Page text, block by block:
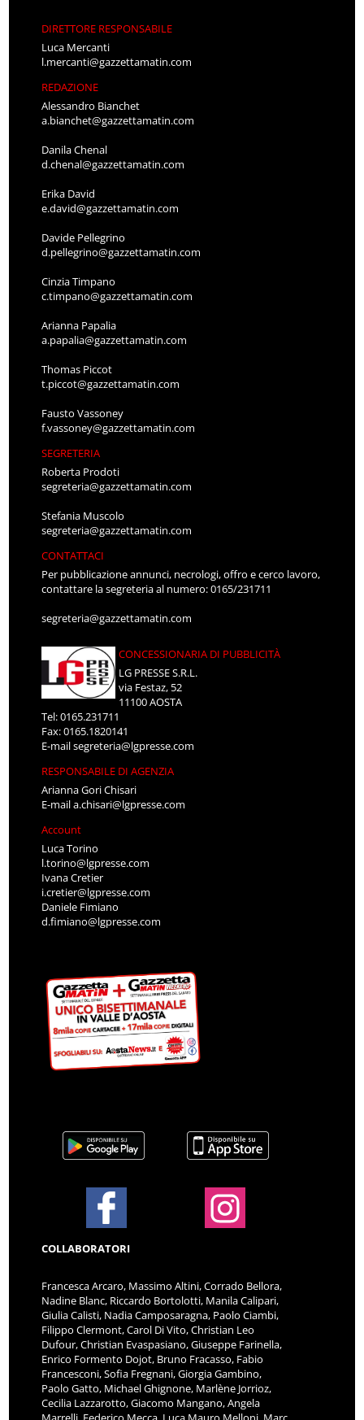
DIRETTORE RESPONSABILE
Luca Mercanti
l.mercanti@gazzettamatin.com
REDAZIONE
Alessandro Bianchet
a.bianchet@gazzettamatin.com
Danila Chenal
d.chenal@gazzettamatin.com
Erika David
e.david@gazzettamatin.com
Davide Pellegrino
d.pellegrino@gazzettamatin.com
Cinzia Timpano
c.timpano@gazzettamatin.com
Arianna Papalia
a.papalia@gazzettamatin.com
Thomas Piccot
t.piccot@gazzettamatin.com
Fausto Vassoney
f.vassoney@gazzettamatin.com
SEGRETERIA
Roberta Prodoti
segreteria@gazzettamatin.com
Stefania Muscolo
segreteria@gazzettamatin.com
CONTATTACI
Per pubblicazione annunci, necrologi, offro e cerco lavoro,
contattare la segreteria al numero: 0165/231711
segreteria@gazzettamatin.com
CONCESSIONARIA DI PUBBLICITÀ
LG PRESSE S.R.L.
via Festaz, 52
11100 AOSTA
Tel: 0165.231711
Fax: 0165.1820141
E-mailsegreteria@lgpresse.com
RESPONSABILE DI AGENZIA
Arianna Gori Chisari
E-maila.chisari@lgpresse.com
Account
Luca Torino
l.torino@lgpresse.com
Ivana Cretier
i.cretier@lgpresse.com
Daniele Fimiano
d.fimiano@lgpresse.com
COLLABORATORI
Francesca Arcaro, Massimo Altini, Corrado Bellora,
Nadine Blanc, Riccardo Bortolotti, Manila Calipari,
Giulia Calisti, Nadia Camposaragna, Paolo Ciambi,
Filippo Clermont, Carol Di Vito, Christian Leo
Dufour, Christian Evaspasiano, Giuseppe Farinella,
Enrico Formento Dojot, Bruno Fracasso, Fabio
Francesconi, Sofia Fregnani, Giorgia Gambino,
Paolo Gatto, Michael Ghignone, Marlène Jorrioz,
Cecilia Lazzarotto, Giacomo Mangano, Angela